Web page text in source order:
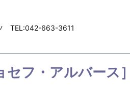
TEL:042-663-3611
フ・アルバース